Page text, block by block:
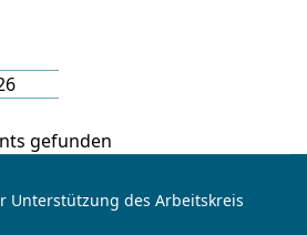
gefunden
des Arbeitskreis